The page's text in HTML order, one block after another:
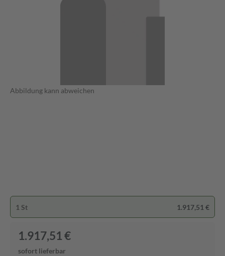
Abbildung kann abweichen
1 St 1.917,51 €
1.917,51 €
sofort lieferbar